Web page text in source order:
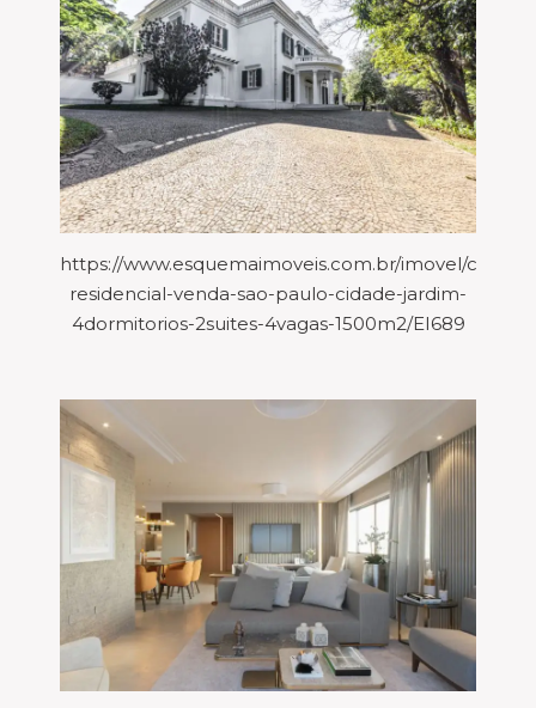
https://www.esquemaimoveis.com.br/imovel/casa-
residencial-venda-sao-paulo-cidade-jardim-
4dormitorios-2suites-4vagas-1500m2/EI689